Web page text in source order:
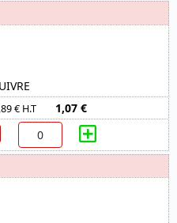
€ H.T 1,07 €